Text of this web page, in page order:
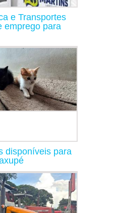
e Transportes
emprego para
disponíveis para